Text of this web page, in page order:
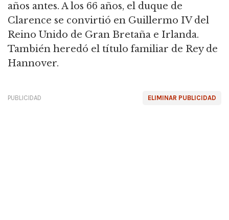
años antes. A los 66 años, el duque de
Clarence se convirtió en Guillermo IV del
Reino Unido de Gran Bretaña e Irlanda.
También heredó el título familiar de Rey de
Hannover.
ELIMINAR PUBLICIDAD
PUBLICIDAD